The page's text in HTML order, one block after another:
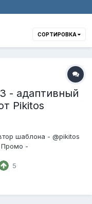
СОРТИРОВКА
- адаптивный
Pikitos
шаблона - @pikitos
Промо -
- 4.2.3 от
с виджетом Inst...
5